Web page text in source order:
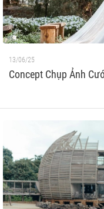
13/06/25
Concept Chụp Ảnh